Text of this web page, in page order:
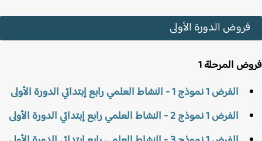
فروض الدورة الأولى
المرحلة 1
الفرض 1 نموذج 1 - النشاط العلمي رابع إبتدائي الدورة الأولى
الفرض 1 نموذج 2 - النشاط العلمي رابع إبتدائي الدورة الأولى